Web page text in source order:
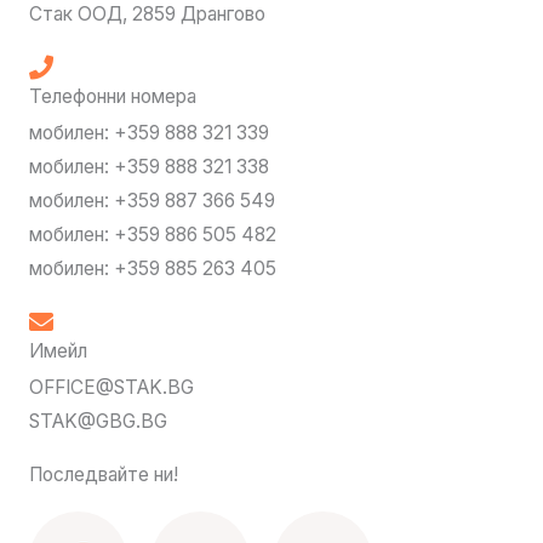
Стак ООД, 2859 Дрангово
Телефонни номера
мобилен: +359 888 321 339
мобилен: +359 888 321 338
мобилен: +359 887 366 549
мобилен: +359 886 505 482
мобилен: +359 885 263 405
Имейл
OFFICE@STAK.BG
STAK@GBG.BG
Последвайте ни!